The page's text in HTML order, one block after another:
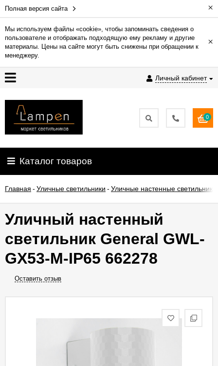
Полная версия сайта ×
Мы используем файлы «cookie», чтобы запоминать сведения о
пользователе и отображать подходящую ему рекламу и другие
материалы. Цены на сайте могут быть снижены при обращении к
менеджеру.
×
Личный кабинет
Гарантия
Доставка
и
Контакты
освещения
О
0
Каталог товаров
Главная - Уличные светильники - Уличные настенные светильники
Уличный настенный
светильник General GWL-
GX53-M-IP65 662278
Оставить отзыв